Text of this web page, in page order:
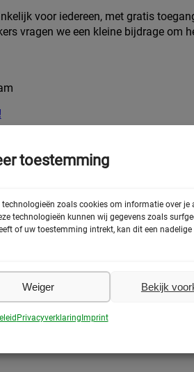
toestemming
zoals cookies om informatie over je
technologieën kunnen wij gegevens zoals
of uw toestemming intrekt, kan dit een nadelige
Weiger Bekijk
Privacyverklaring Imprint
voor iedereen, met gratis
vragen we een kleine bijdrage om